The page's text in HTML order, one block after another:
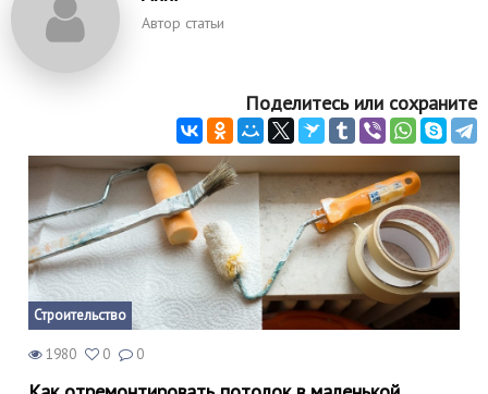
Автор статьи
Поделитесь или сохраните
Строительство
1980 0 0